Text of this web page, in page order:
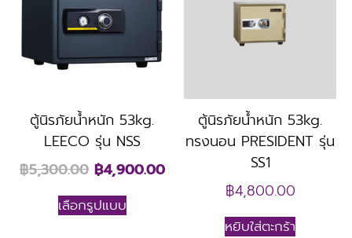
ตู้นิรภัยน้ำหนัก 53kg.
LEECO รุ่น NSS
฿5,300.00 ฿4,900.00
เลือกรูปแบบ
ตู้นิรภัยน้ำหนัก 53kg.
ทรงนอน PRESIDENT รุ่น
SS1
฿4,800.00
หยิบใส่ตะกร้า